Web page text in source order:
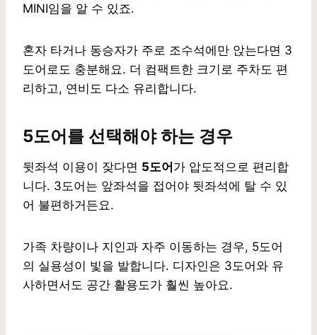
MINI임을 알 수 있죠.
혼자 타거나 동승자가 주로 조수석에만 앉는다면 3
도어로도 충분해요. 더 컴팩트한 크기로 주차도 편
리하고, 연비도 다소 유리합니다.
5도어를 선택해야 하는 경우
뒷좌석 이용이 잦다면 5도어가 압도적으로 편리합
니다. 3도어는 앞좌석을 접어야 뒷좌석에 탈 수 있
어 불편하거든요.
가족 차량이나 지인과 자주 이동하는 경우, 5도어
의 실용성이 빛을 발합니다. 디자인은 3도어와 유
사하면서도 공간 활용도가 훨씬 높아요.